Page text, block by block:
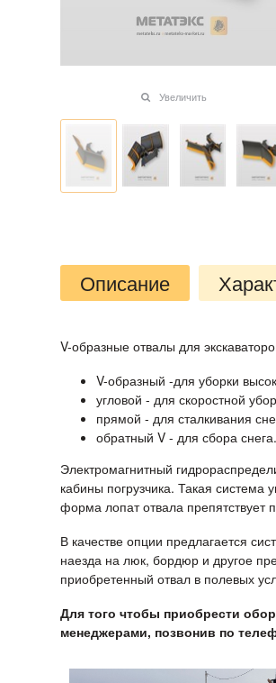
Увеличить
Описание
V-образные отвалы для
V-образный -для уборки
угловой - для скоростной
прямой - для сталкивания
обратный V - для сбора снега.
Электромагнитный
кабины погрузчика. Такая
форма лопат отвала препятствует
В качестве опции предлагается
наезда на люк, бордюр и другое
приобретенный отвал в полевых
Для того чтобы приобрести
менеджерами, позвонив по